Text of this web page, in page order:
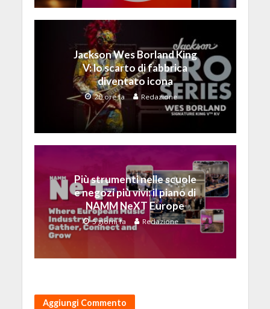
Jackson Wes Borland King
V: lo scarto di fabbrica
diventato icona
20 ore fa Redazione
Più strumenti nelle scuole
e negozi più vivi: il piano di
NAMM NeXT Europe
5 giorni fa Redazione
Aggiungi Commento